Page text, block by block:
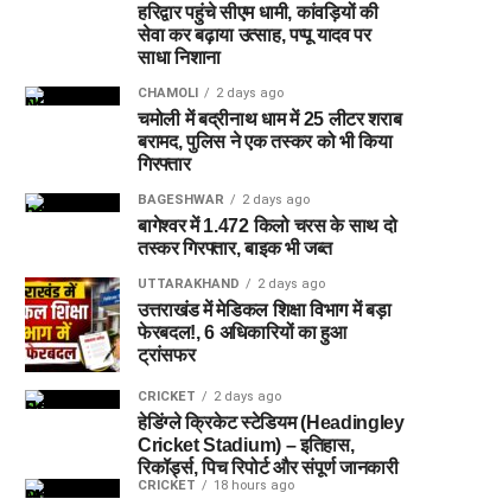
हरिद्वार पहुंचे सीएम धामी, कांवड़ियों की
सेवा कर बढ़ाया उत्साह, पप्पू यादव पर
साधा निशाना
CHAMOLI 2 days ago
चमोली में बद्रीनाथ धाम में 25 लीटर शराब
बरामद, पुलिस ने एक तस्कर को भी किया
गिरफ्तार
BAGESHWAR 2 days ago
बागेश्वर में 1.472 किलो चरस के साथ दो
तस्कर गिरफ्तार, बाइक भी जब्त
UTTARAKHAND 2 days ago
उत्तराखंड में मेडिकल शिक्षा विभाग में बड़ा
फेरबदल!, 6 अधिकारियों का हुआ
ट्रांसफर
CRICKET 2 days ago
हेडिंग्ले क्रिकेट स्टेडियम (Headingley
Cricket Stadium) – इतिहास,
रिकॉर्ड्स, पिच रिपोर्ट और संपूर्ण जानकारी
CRICKET 18 hours ago